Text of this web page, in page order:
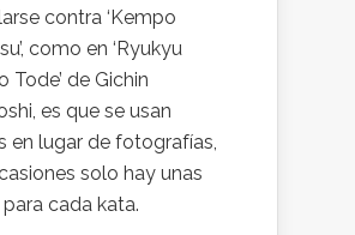
contra ‘Kempo
como en ‘Ryukyu
Tode’ de Gichin
es que se usan
en lugar de fotografías,
solo hay unas
cada kata.